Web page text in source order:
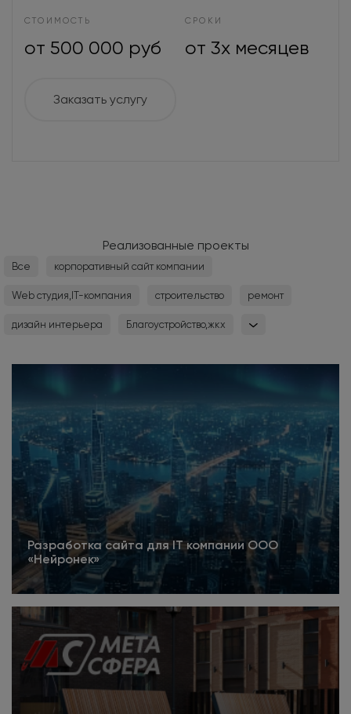
СТОИМОСТЬ
от 500 000 руб
СРОКИ
от 3х месяцев
Заказать услугу
Реализованные проекты
Все корпоративный сайт компании
Web студия,IT-компания строительство ремонт
дизайн интерьера Благоустройство,жкх
Разработка сайта для IT компании ООО
«Нейронек»
Подробнее